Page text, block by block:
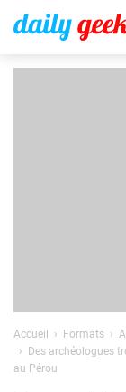
Accueil Formats
Des archéologues
au Pérou